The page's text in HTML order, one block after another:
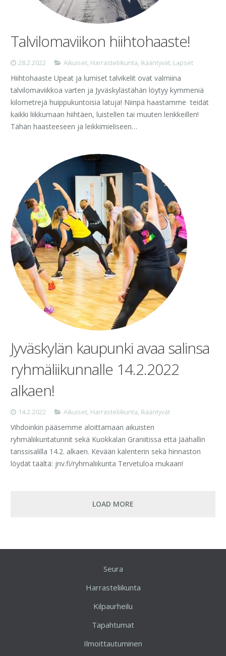
Talvilomaviikon hiihtohaaste!
28.2.2022 Aikuiset, Harrasteliikunta, Ikääntyvät, Lapset
Hiihtohaaste Upeat ja lumiset talvikelit ovat valmiina
talvilomaviikkoa varten ja Jyväskylästähän löytyy kymmeniä
kilometrejä huippukuntoisia latuja! Niinpä haastamme teidät
kaikki liikkumaan hiihtäen, luistellen tai muuten lenkkeillen!
Tähän haasteeseen ja leikkimieliseen…
Jyväskylän kaupunki avaa salinsa
ryhmäliikunnalle 14.2.2022
alkaen!
14.2.2022 Aikuiset, Harrasteliikunta, Ikääntyvät
Vihdoinkin pääsemme aloittamaan aikuisten
ryhmäliikuntatunnit sekä Kuokkalan Graniitissa että Jäähallin
tanssisalilla 14.2. alkaen. Kevään kalenterin sekä hinnaston
löydät täältä: jnv.fi/ryhmaliikunta Tervetuloa mukaan!
LOAD MORE
Seura
Harrasteliikunta
Kilpaurheilu
Tapahtumat
Ilmoittautuminen